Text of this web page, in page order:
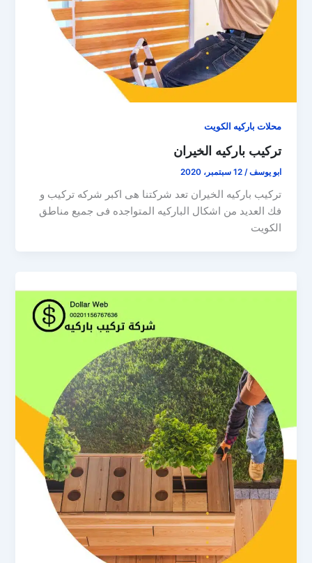
محلات باركيه الكويت
تركيب باركيه الخيران
ابو يوسف/12 سبتمبر، 2020
تركيب باركيه الخيران تعد شركتنا هى اكبر شركه تركيب و
فك العديد من اشكال الباركيه المتواجده فى جميع مناطق
الكويت